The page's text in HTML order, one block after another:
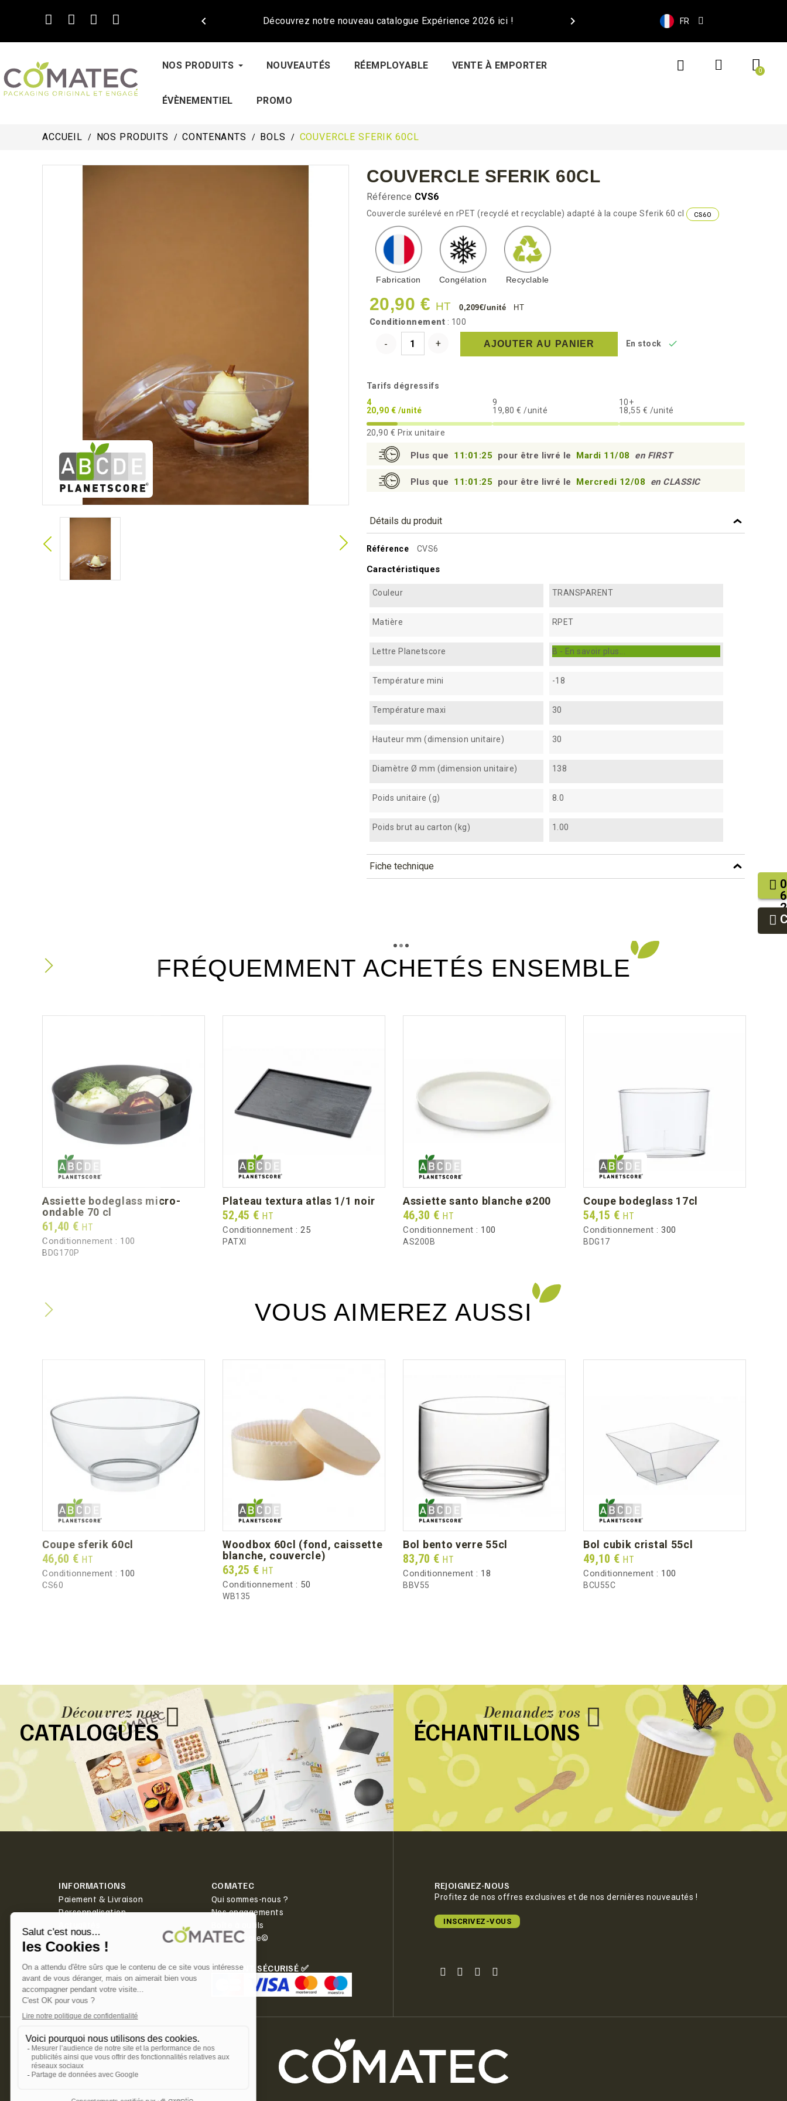
Découvrez notre nouveau catalogue Expérience 2026 ici !
  FR
NOS PRODUITS NOUVEAUTÉS RÉEMPLOYABLE VENTE À EMPORTER
ÉVÈNEMENTIEL PROMO
ACCUEIL NOS PRODUITS CONTENANTS BOLS COUVERCLE SFERIK 60CL
COUVERCLE SFERIK 60CL
Référence CVS6
Couvercle surélevé en rPET (recyclé et recyclable) adapté à la coupe Sferik 60 cl CS60
Fabrication Congélation Recyclable
20,90 € HT 0,209€/unité HT
Conditionnement : 100
AJOUTER AU PANIER En stock 
Tarifs dégressifs
4
20,90 € /unité
9
19,80 € /unité
10+
18,55 € /unité
20,90 € Prix unitaire
Plus que 11:01:24 pour être livré le Mardi 11/08 en FIRST
Plus que 11:01:24 pour être livré le Mercredi 12/08 en CLASSIC
Détails du produit
Référence CVS6
Caractéristiques
Couleur TRANSPARENT
Matière RPET
Lettre Planetscore B - En savoir plus...
Température mini -18
Température maxi 30
Hauteur mm (dimension unitaire) 30
Diamètre Ø mm (dimension unitaire) 138
Poids unitaire (g) 8.0
Poids brut au carton (kg) 1.00
Fiche technique
FRÉQUEMMENT ACHETÉS ENSEMBLE
assiette bodeglass micro-
ondable 70 cl
Prix
61,40 € HT
Conditionnement : 100
BDG170P
plateau textura atlas 1/1 noir
Prix
52,45 € HT
Conditionnement : 25
PATXI
assiette santo blanche ø200
Prix
46,30 € HT
Conditionnement : 100
AS200B
coupe bodeglass 17cl
Prix
54,15 € HT
Conditionnement : 300
BDG17
VOUS AIMEREZ AUSSI
coupe sferik 60cl
Prix
46,60 € HT
Conditionnement : 100
CS60
woodbox 60cl (fond, caissette
blanche, couvercle)
Prix
63,25 € HT
Conditionnement : 50
WB135
bol bento verre 55cl
Prix
83,70 € HT
Conditionnement : 18
BBV55
bol cubik cristal 55cl
Prix
49,10 € HT
Conditionnement : 100
BCU55C
Découvrez nos
CATALOGUES
Demandez vos
ÉCHANTILLONS
INFORMATIONS
Paiement & Livraison
Personnalisation
Contact
COMATEC
Qui sommes-nous ?
Nos engagements
Boîte à outils
PlanetScore©
LIVRAISON
Offerte dès 350€ HT d'achat.
PAIEMENT SÉCURISÉ ✅
REJOIGNEZ-NOUS
Profitez de nos offres exclusives et de nos dernières nouveautés !
INSCRIVEZ-VOUS